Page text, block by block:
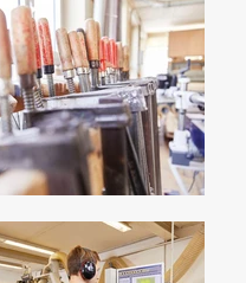
und
vieles mehr…
Ausstellung finden
Fachvorträge zum
und Schlaf statt.
nicht nur gearbeitet
auch gefeiert, bei
Weinabenden mit